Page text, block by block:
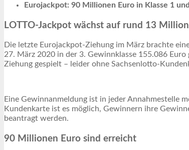
Eurojackpot: 90 Millionen Euro in Klasse 1
LOTTO-Jackpot wächst auf rund 13
Die letzte Eurojackpot-Ziehung im März brachte
27. März 2020 in der 3. Gewinnklasse 155.086
Ziehung gespielt – leider ohne Sachsenlotto-
Eine Gewinnanmeldung ist in jeder Annahmestelle
Kundenkarte ist es möglich, Gewinnern ihre
beantragt werden.
90 Millionen Euro sind erreicht